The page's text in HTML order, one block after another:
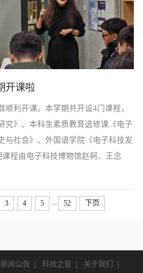
开课啦
利开课。本学期共开设4门课程，
究》、本科生素质教育选修课《电子
与社会》、外国语学院《电子科技发
程由电子科技博物馆赵轲、王念
老师，大学...
3 4 5 ... 52 下页
新闻公告 | 科技之窗 | 关于我们 |